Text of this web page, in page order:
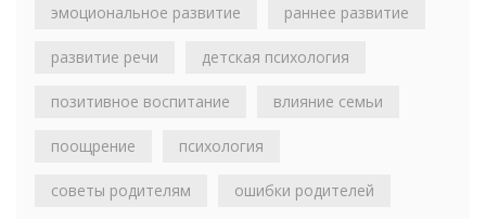
эмоциональное развитие раннее развитие
развитие речи детская психология
позитивное воспитание влияние семьи
поощрение психология
советы родителям ошибки родителей